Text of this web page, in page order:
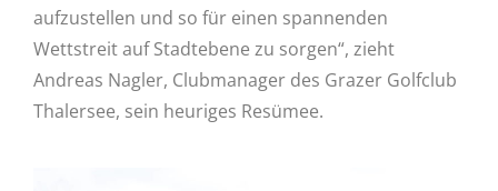
aufzustellen und so für einen spannenden
Wettstreit auf Stadtebene zu sorgen“, zieht
Andreas Nagler, Clubmanager des Grazer Golfclub
Thalersee, sein heuriges Resümee.